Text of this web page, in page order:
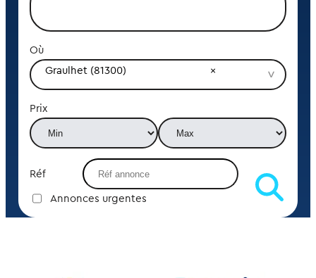
Où
Graulhet (81300)
Prix
Réf
Annonces urgentes